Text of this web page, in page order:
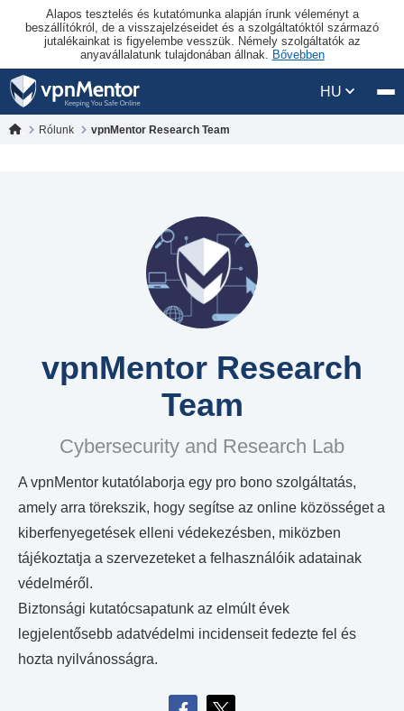
Alapos tesztelés és kutatómunka alapján írunk véleményt a
beszállítókról, de a visszajelzéseidet és a szolgáltatóktól származó
jutalékainkat is figyelembe vesszük. Némely szolgáltatók az
anyavállalatunk tulajdonában állnak. Bővebben
HU
Rólunk vpnMentor Research Team
vpnMentor Research
Team
Cybersecurity and Research Lab
A vpnMentor kutatólaborja egy pro bono szolgáltatás,
amely arra törekszik, hogy segítse az online közösséget a
kiberfenyegetések elleni védekezésben, miközben
tájékoztatja a szervezeteket a felhasználóik adatainak
védelméről.
Biztonsági kutatócsapatunk az elmúlt évek
legjelentősebb adatvédelmi incidenseit fedezte fel és
hozta nyilvánosságra.